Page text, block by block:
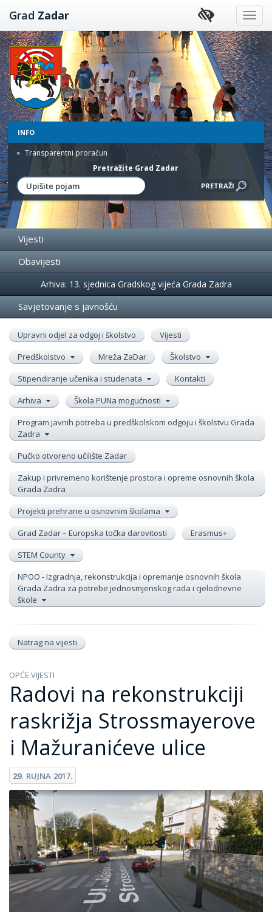
Preskoči
na
sadržaj
Grad Zadar
INFO
Transparentni proračun
Pretražite Grad Zadar
Vijesti
Obavijesti
Događanja
Arhiva: 13. sjednica Gradskog vijeća Grada Zadra
Savjetovanje s javnošću
Upravni odjel za odgoj i školstvo
Vijesti
Predškolstvo
Mreža ZaDar
Školstvo
Stipendiranje učenika i studenata
Kontakti
Arhiva
Škola PUNa mogućnosti
Program javnih potreba u predškolskom odgoju i školstvu Grada
Zadra
Pučko otvoreno učilište Zadar
Zakup i privremeno korištenje prostora i opreme osnovnih škola
Grada Zadra
Projekti prehrane u osnovnim školama
Grad Zadar – Europska točka darovitosti
Erasmus+
STEM County
NPOO - Izgradnja, rekonstrukcija i opremanje osnovnih škola
Grada Zadra za potrebe jednosmjenskog rada i cjelodnevne
škole
Natrag na vijesti
OPĆE VIJESTI
Radovi na rekonstrukciji
raskrižja Strossmayerove
i Mažuranićeve ulice
29. RUJNA 2017.